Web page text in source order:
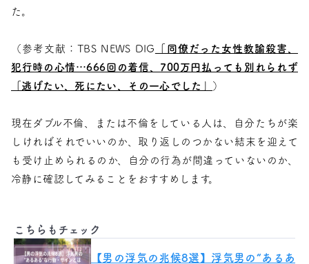
た。
（参考文献：TBS NEWS DIG
「同僚だった女性教諭殺害、
犯行時の心情…666回の着信、700万円払っても別れられず
「逃げたい、死にたい、その一心でした」
）
現在ダブル不倫、または不倫をしている人は、自分たちが楽
しければそれでいいのか、取り返しのつかない結末を迎えて
も受け止められるのか、自分の行為が間違っていないのか、
冷静に確認してみることをおすすめします。
こちらもチェック
【男の浮気の兆候8選】浮気男の“あるあ